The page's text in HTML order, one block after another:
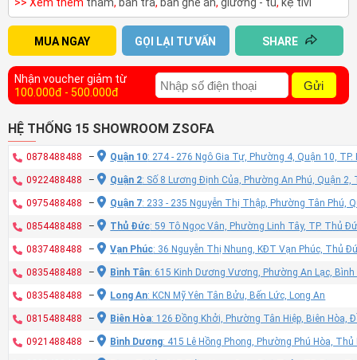
MUA NGAY GỌI LẠI TƯ VẤN SHARE
Nhận voucher giảm từ
100.000đ - 500.000đ
Gửi
HỆ THỐNG 15 SHOWROOM ZSOFA
0878488488 – Quận 10: 274 - 276 Ngô Gia Tự, Phường 4, Quận 10, TP.
0922488488 – Quận 2: Số 8 Lương Định Của, Phường An Phú, Quận 2,
0975488488 – Quận 7: 233 - 235 Nguyễn Thị Thập, Phường Tân Phú,
0854488488 – Thủ Đức: 59 Tô Ngọc Vân, Phường Linh Tây, TP. Thủ
0837488488 – Vạn Phúc: 36 Nguyễn Thị Nhung, KĐT Vạn Phúc, Thủ
0835488488 – Bình Tân: 615 Kinh Dương Vương, Phường An Lạc, Bình
0835488488 – Long An: KCN Mỹ Yên Tân Bửu, Bến Lức, Long An
0815488488 – Biên Hòa: 126 Đồng Khởi, Phường Tân Hiệp, Biên Hòa,
0921488488 – Bình Dương: 415 Lê Hồng Phong, Phường Phú Hòa,